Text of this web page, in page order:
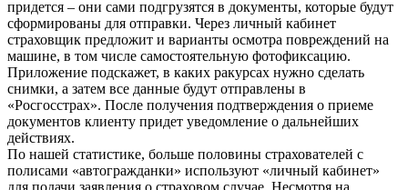
придется – они сами подгрузятся в документы, которые будут
сформированы для отправки. Через личный кабинет
страховщик предложит и варианты осмотра повреждений на
машине, в том числе самостоятельную фотофиксацию.
Приложение подскажет, в каких ракурсах нужно сделать
снимки, а затем все данные будут отправлены в
«Росгосстрах». После получения подтверждения о приеме
документов клиенту придет уведомление о дальнейших
действиях.
По нашей статистике, больше половины страхователей с
полисами «автогражданки» используют «личный кабинет»
для подачи заявления о страховом случае. Несмотря на